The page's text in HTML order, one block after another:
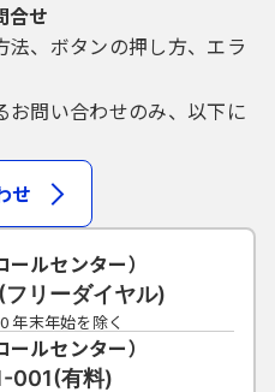
ドは、再発行しませ
スワードを紛失し、
用されたことが分か
い合わせ先に連絡
ださい。
ードについては、特
のとしますが、利用
用が2年間行われない
において抹消するこ
ID及びパスワード、
（申請データ用）を
については、本人が
すことができるもの
合せ
法、ボタンの押し方、エラ
お問い合わせのみ、以下に
せ
ルセンター）
リーダイヤル)
年末年始を除く
ルセンター）
001(有料)